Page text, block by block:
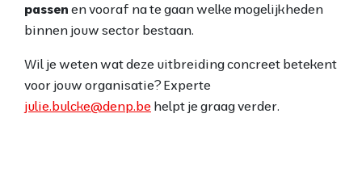
passen en vooraf na te gaan welke mogelijkheden
binnen jouw sector bestaan.
Wil je weten wat deze uitbreiding concreet betekent
voor jouw organisatie? Experte
julie.bulcke@denp.be helpt je graag verder.